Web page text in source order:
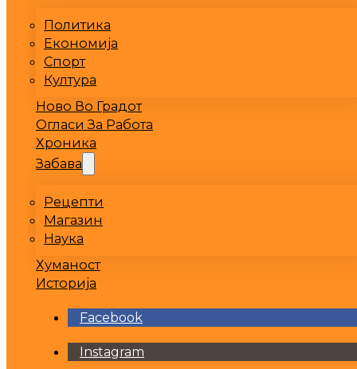
Политика
Економија
Спорт
Култура
Ново Во Градот
Огласи За Работа
Хроника
Забава
Рецепти
Магазин
Наука
Хуманост
Историја
Facebook
Instagram